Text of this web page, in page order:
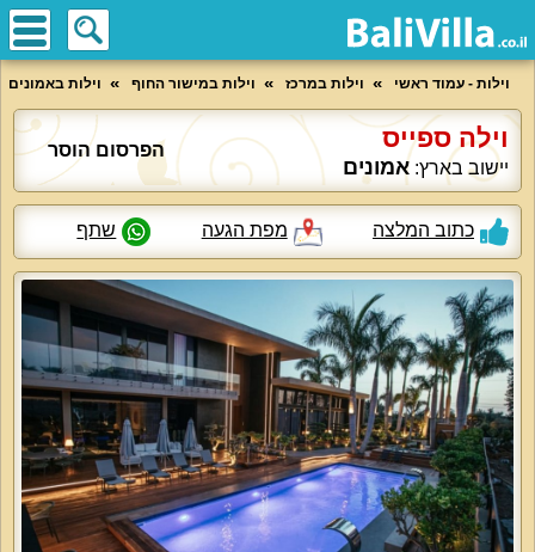
וילות - עמוד ראשי וילות במרכז וילות במישור החוף וילות באמונים
וילה ספייס
יישוב בארץ: אמונים
הפרסום הוסר
כתוב המלצה מפת הגעה שתף